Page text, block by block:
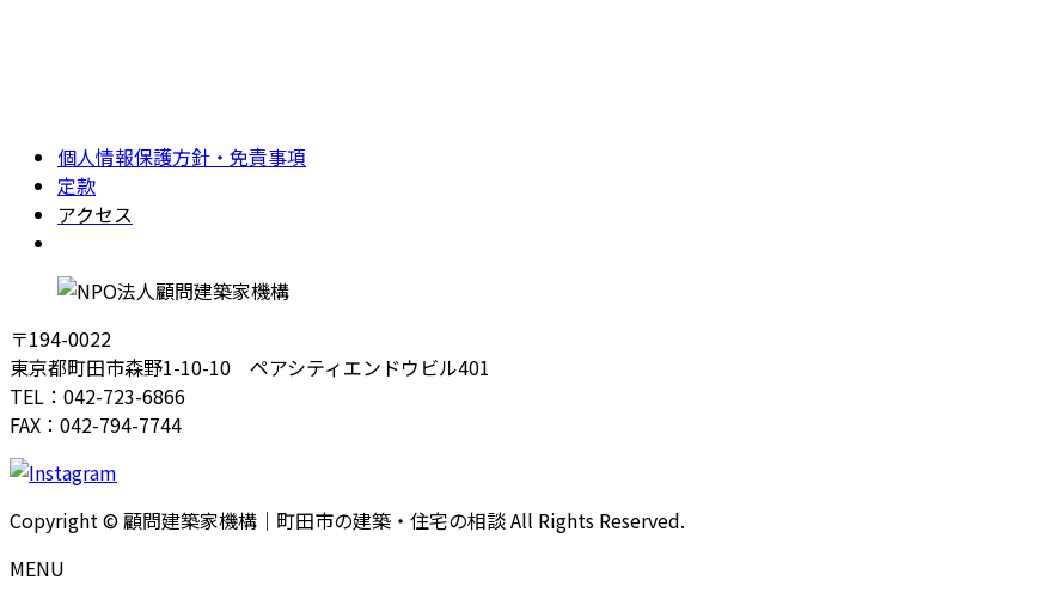
個人情報保護方針・免責事項
定款
アクセス
〒194-0022
東京都町田市森野1-10-10 ペアシティエンドウビル401
TEL：042-723-6866
FAX：042-794-7744
Copyright © 顧問建築家機構｜町田市の建築・住宅の相談 All Rights Reserved.
MENU